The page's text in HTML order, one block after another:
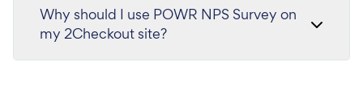
Why should I use POWR NPS Survey on
my 2Checkout site?